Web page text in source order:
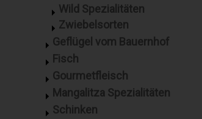
Wild Spezialitäten
Zwiebelsorten
Geflügel vom Bauernhof
Fisch
Gourmetfleisch
Mangalitza Spezialitäten
Schinken